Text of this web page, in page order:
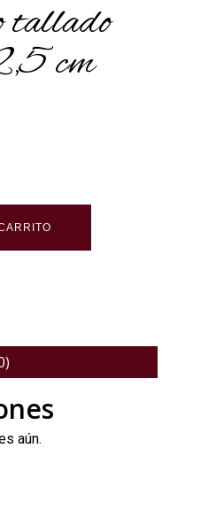
cm
aún.